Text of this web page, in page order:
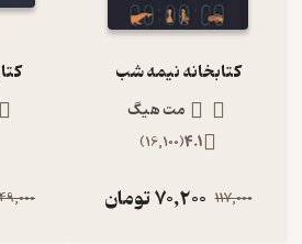
برسد می‌رسید. اما در تمام این مدت
اسم درخت‌های زیادی را نمی‌دانست. کاج
این‌طور نبود. سرتاسر مسیر قطار پر
کتابخانه نیمه شب
مت هیگ
4.1
(
16,100
)
117,000
70,200تومان